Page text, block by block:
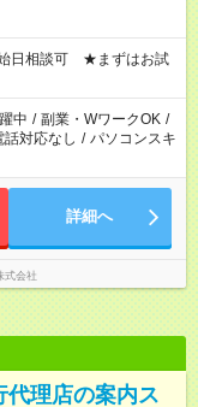
始日相談可 ★まずはお試
中 / 副業・WワークOK /
話対応なし / パソコンスキ
詳細へ
式会社
代理店の案内ス